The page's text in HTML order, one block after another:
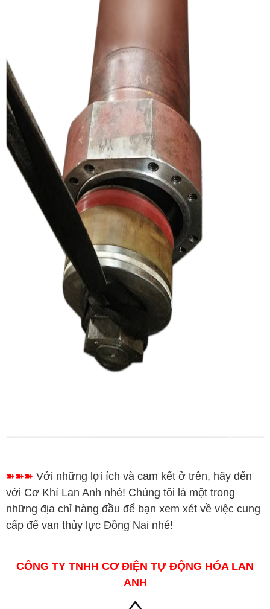
➽➽➽ Với những lợi ích và cam kết ở trên, hãy đến
với Cơ Khí Lan Anh nhé! Chúng tôi là một trong
những địa chỉ hàng đầu để bạn xem xét về việc cung
cấp đế van thủy lực Đồng Nai nhé!
CÔNG TY TNHH CƠ ĐIỆN TỰ ĐỘNG HÓA LAN
ANH